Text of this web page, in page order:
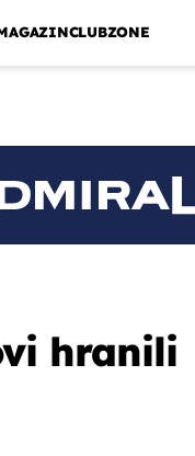
CLUBZONE
hranili